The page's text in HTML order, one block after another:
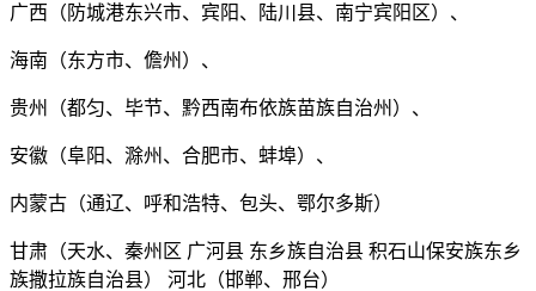
广西（防城港东兴市、宾阳、陆川县、南宁宾阳区）、
海南（东方市、儋州）、
贵州（都匀、毕节、黔西南布依族苗族自治州）、
安徽（阜阳、滁州、合肥市、蚌埠）、
内蒙古（通辽、呼和浩特、包头、鄂尔多斯）
甘肃（天水、秦州区 广河县 东乡族自治县 积石山保安族东乡
族撒拉族自治县） 河北（邯郸、邢台）